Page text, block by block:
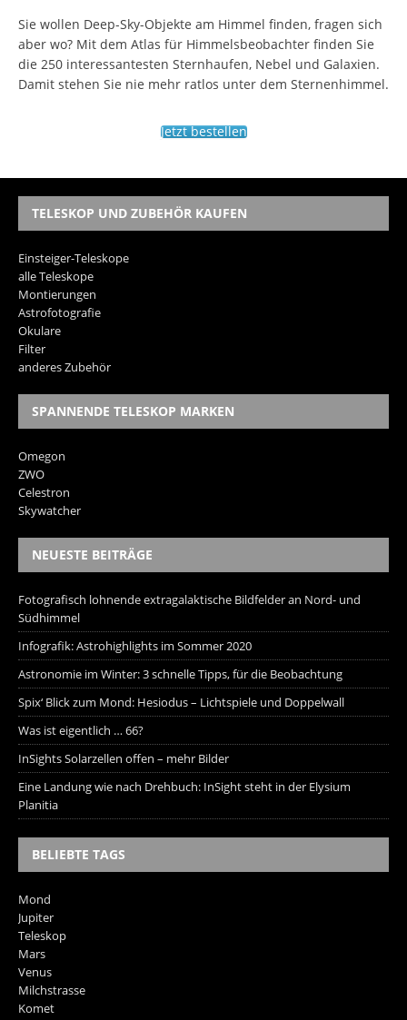
Sie wollen Deep-Sky-Objekte am Himmel finden, fragen sich
aber wo? Mit dem Atlas für Himmelsbeobachter finden Sie
die 250 interessantesten Sternhaufen, Nebel und Galaxien.
Damit stehen Sie nie mehr ratlos unter dem Sternenhimmel.
Jetzt bestellen
TELESKOP UND ZUBEHÖR KAUFEN
Einsteiger-Teleskope
alle Teleskope
Montierungen
Astrofotografie
Okulare
Filter
anderes Zubehör
SPANNENDE TELESKOP MARKEN
Omegon
ZWO
Celestron
Skywatcher
NEUESTE BEITRÄGE
Fotografisch lohnende extragalaktische Bildfelder an Nord- und
Südhimmel
Infografik: Astrohighlights im Sommer 2020
Astronomie im Winter: 3 schnelle Tipps, für die Beobachtung
Spix‘ Blick zum Mond: Hesiodus – Lichtspiele und Doppelwall
Was ist eigentlich … 66?
InSights Solarzellen offen – mehr Bilder
Eine Landung wie nach Drehbuch: InSight steht in der Elysium
Planitia
BELIEBTE TAGS
Mond
Jupiter
Teleskop
Mars
Venus
Milchstrasse
Komet